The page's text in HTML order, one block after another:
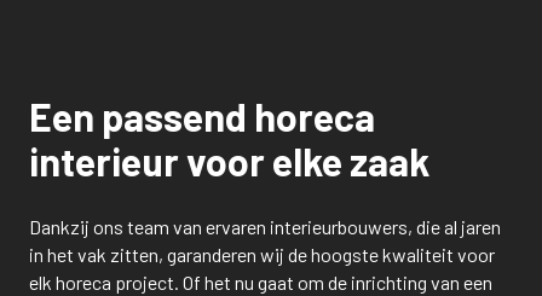
Een passend horeca
interieur voor elke zaak
Dankzij ons team van ervaren interieurbouwers, die al jaren
in het vak zitten, garanderen wij de hoogste kwaliteit voor
elk horeca project. Of het nu gaat om de inrichting van een